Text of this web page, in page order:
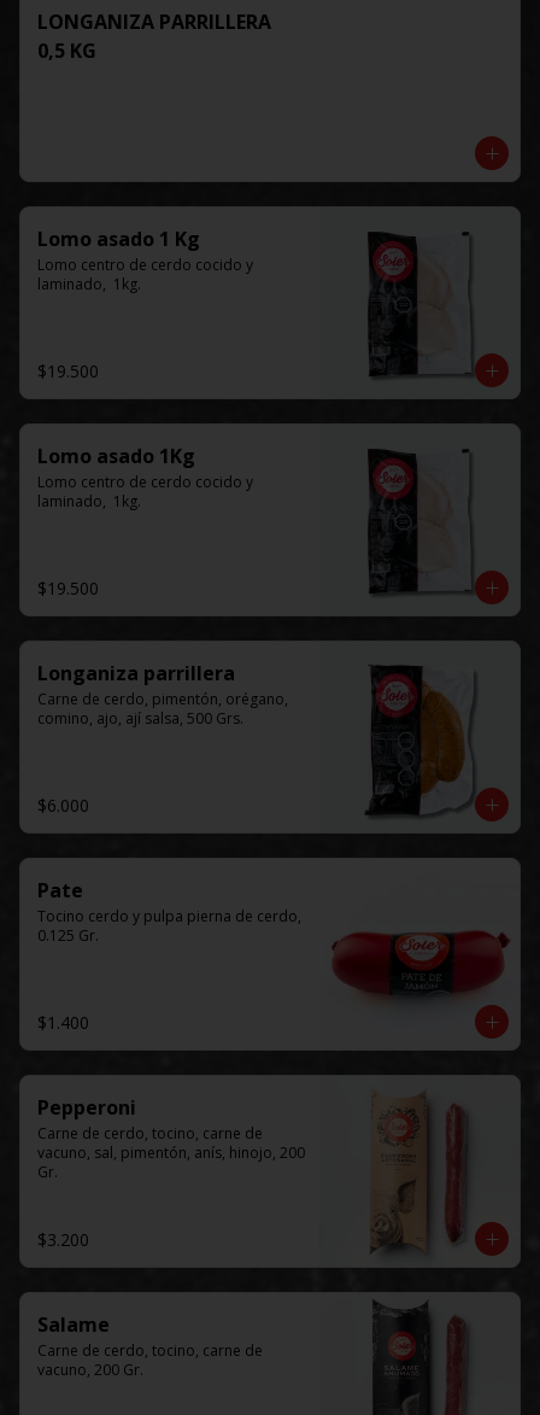
LONGANIZA PARRILLERA
0,5 KG
Lomo asado 1 Kg
Lomo centro de cerdo cocido y
laminado,  1kg.
$19.500
Lomo asado 1Kg
Lomo centro de cerdo cocido y
laminado,  1kg.
$19.500
Longaniza parrillera
Carne de cerdo, pimentón, orégano,
comino, ajo, ají salsa, 500 Grs.
$6.000
Pate
Tocino cerdo y pulpa pierna de cerdo,
0.125 Gr.
$1.400
Pepperoni
Carne de cerdo, tocino, carne de
vacuno, sal, pimentón, anís, hinojo, 200
Gr.
$3.200
Salame
Carne de cerdo, tocino, carne de
vacuno, 200 Gr.